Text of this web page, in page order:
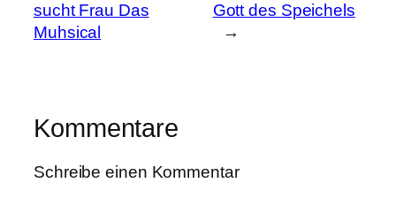
sucht Frau Das
Muhsical
Gott des Speichels
→
Kommentare
Schreibe einen Kommentar